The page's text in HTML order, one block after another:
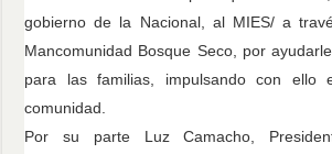
gobierno de la Nacional, al MIES/ a
Mancomunidad Bosque Seco, por
para las familias, impulsando con ello
comunidad.
Por su parte Luz Camacho,